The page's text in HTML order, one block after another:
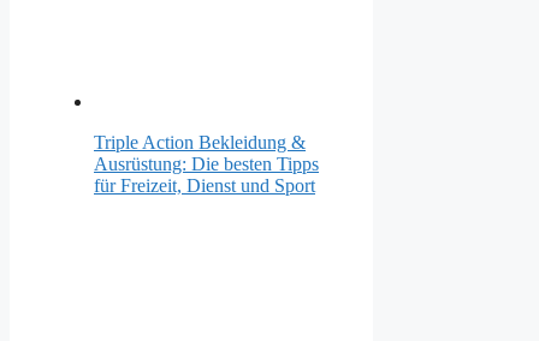
Triple Action Bekleidung &
Ausrüstung: Die besten Tipps
für Freizeit, Dienst und Sport